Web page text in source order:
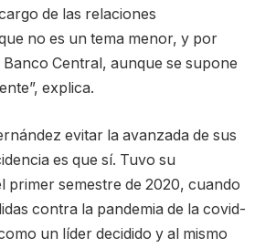
de las relaciones
no es un tema menor, y por
Central, aunque se supone
explica.
evitar la avanzada de sus
es que sí. Tuvo su
primer semestre de 2020, cuando
contra la pandemia de la covid-
un líder decidido y al mismo